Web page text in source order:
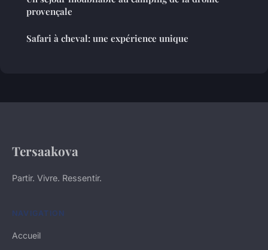
provençale
Safari à cheval: une expérience unique
Tersaakova
Partir. Vivre. Ressentir.
NAVIGATION
Accueil